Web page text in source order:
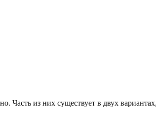
Часть из них существует в двух